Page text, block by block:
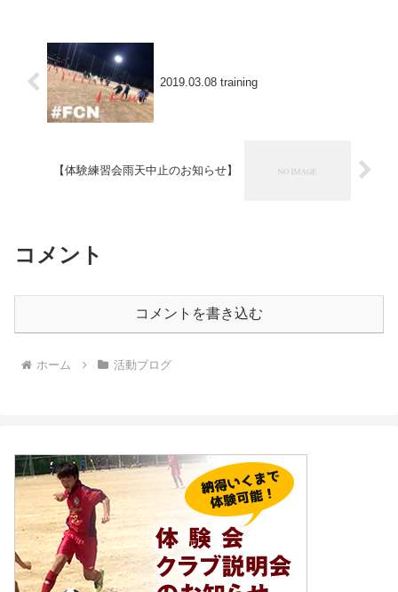
2019.03.08 training
【体験練習会雨天中止のお知らせ】
コメント
コメントを書き込む
ホーム 活動ブログ